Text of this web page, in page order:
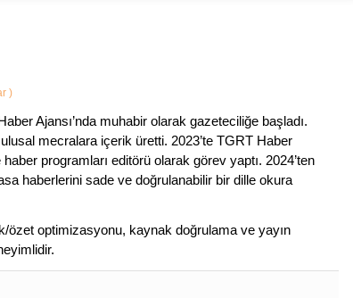
)
Ajansı’nda muhabir olarak gazeteciliğe başladı.
mecralara içerik üretti. 2023’te TGRT Haber
programları editörü olarak görev yaptı. 2024’ten
haberlerini sade ve doğrulanabilir bir dille okura
özet optimizasyonu, kaynak doğrulama ve yayın